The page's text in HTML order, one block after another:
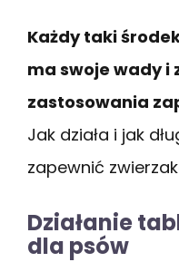
Każdy taki
ma swoje wady i
zastosowania
Jak działa i jak
zapewnić
Działanie
dla psów